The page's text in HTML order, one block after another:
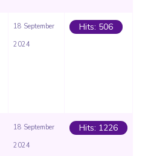
18 September
2024
Hits: 506
18 September
2024
Hits: 1226